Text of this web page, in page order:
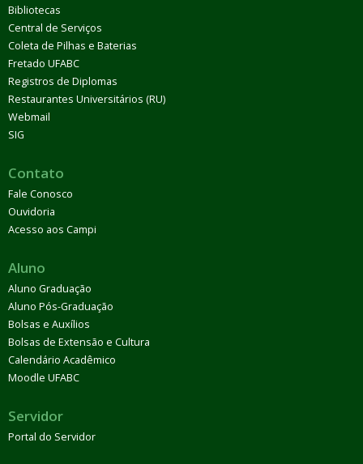
Bibliotecas
Central de Serviços
Coleta de Pilhas e Baterias
Fretado UFABC
Registros de Diplomas
Restaurantes Universitários (RU)
Webmail
SIG
Contato
Fale Conosco
Ouvidoria
Acesso aos Campi
Aluno
Aluno Graduação
Aluno Pós-Graduação
Bolsas e Auxílios
Bolsas de Extensão e Cultura
Calendário Acadêmico
Moodle UFABC
Servidor
Portal do Servidor